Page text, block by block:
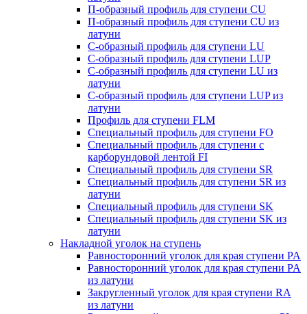
П-образный профиль для ступени CU
П-образный профиль для ступени CU из
латуни
C-образный профиль для ступени LU
C-образный профиль для ступени LUP
C-образный профиль для ступени LU из
латуни
C-образный профиль для ступени LUP из
латуни
Профиль для ступени FLM
Специальный профиль для ступени FO
Специальный профиль для ступени c
карборундовой лентой FI
Специальный профиль для ступени SR
Специальный профиль для ступени SR из
латуни
Специальный профиль для ступени SK
Специальный профиль для ступени SK из
латуни
Накладной уголок на ступень
Равносторонний уголок для края ступени PA
Равносторонний уголок для края ступени PA
из латуни
Закругленный уголок для края ступени RA
из латуни